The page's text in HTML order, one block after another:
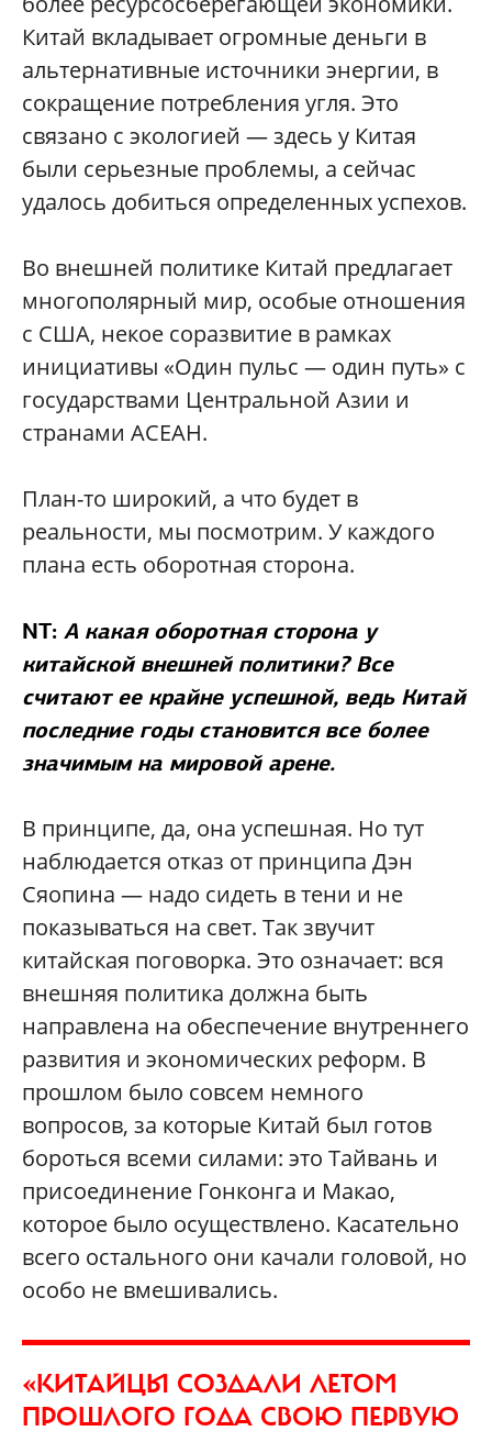
Китай вкладывает огромные деньги в
альтернативные источники энергии, в
сокращение потребления угля. Это
связано с экологией — здесь у Китая
были серьезные проблемы, а сейчас
удалось добиться определенных успехов.
Во внешней политике Китай предлагает
многополярный мир, особые отношения
с США, некое соразвитие в рамках
инициативы «Один пульс — один путь» с
государствами Центральной Азии и
странами АСЕАН.
План-то широкий, а что будет в
реальности, мы посмотрим. У каждого
плана есть оборотная сторона.
NT: А какая оборотная сторона у
китайской внешней политики? Все
считают ее крайне успешной, ведь Китай
последние годы становится все более
значимым на мировой арене.
В принципе, да, она успешная. Но тут
наблюдается отказ от принципа Дэн
Сяопина — надо сидеть в тени и не
показываться на свет. Так звучит
китайская поговорка. Это означает: вся
внешняя политика должна быть
направлена на обеспечение внутреннего
развития и экономических реформ. В
прошлом было совсем немного
вопросов, за которые Китай был готов
бороться всеми силами: это Тайвань и
присоединение Гонконга и Макао,
которое было осуществлено. Касательно
всего остального они качали головой, но
особо не вмешивались.
«КИТАЙЦЫ СОЗДАЛИ ЛЕТОМ
ПРОШЛОГО ГОДА СВОЮ ПЕРВУЮ